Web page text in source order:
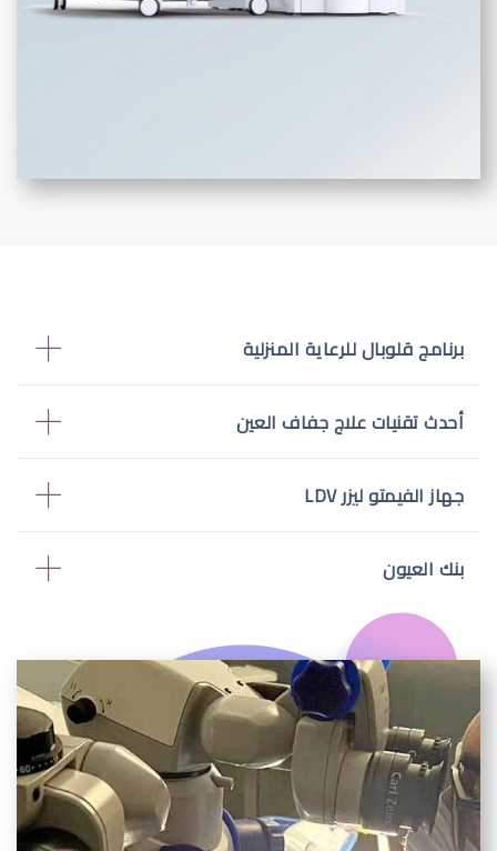
برنامج قلوبال للرعاية المنزلية
أحدث تقنيات علاج جفاف العين
جهاز الفيمتو ليزر LDV
بنك العيون